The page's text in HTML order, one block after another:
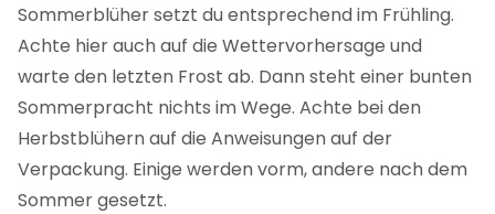
Sommerblüher setzt du entsprechend im Frühling.
Achte hier auch auf die Wettervorhersage und
warte den letzten Frost ab. Dann steht einer bunten
Sommerpracht nichts im Wege. Achte bei den
Herbstblühern auf die Anweisungen auf der
Verpackung. Einige werden vorm, andere nach dem
Sommer gesetzt.